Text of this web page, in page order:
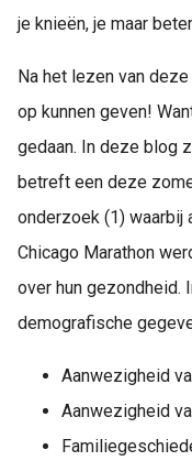
je knieën, je maar
Na het lezen van
op kunnen geven!
gedaan. In deze blog
betreft een deze
onderzoek (1) waarbij
Chicago Marathon
over hun gezondheid.
demografische
Aanwezigheid
Aanwezigheid
te
van
op
te
de
Hierdoor